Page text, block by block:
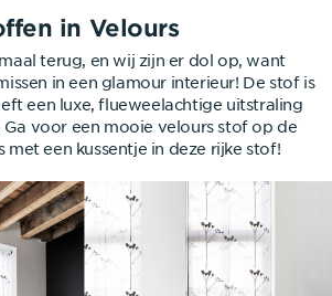
in Velours
terug, en wij zijn er dol op, want
in een glamour interieur! De stof is
een luxe, flueweelachtige uitstraling
voor een mooie velours stof op de
met een kussentje in deze rijke stof!